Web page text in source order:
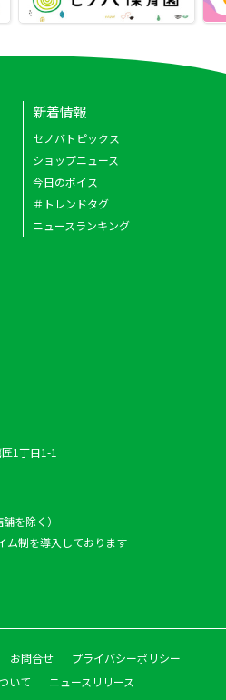
新着情報
セノバトピックス
ショップニュース
今日のボイス
＃トレンドタグ
ニュースランキング
1丁目1-1
舗を除く）
ム制を導入しております
お問合せ
プライバシーポリシー
いて
ニュースリリース